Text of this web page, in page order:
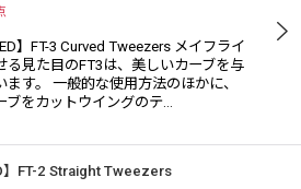
】FT-3 Curved Tweezers メイフライ
る見た目のFT3は、美しいカーブを与
ます。 一般的な使用方法のほかに、
ブをカットウイングのテ…
】FT-2 Straight Tweezers